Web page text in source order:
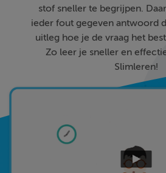
stof sneller te begrijpen.
ieder fout gegeven antwoord
uitleg hoe je de vraag het
Zo leer je sneller en
Slimleren!